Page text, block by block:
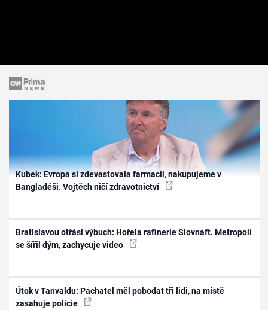
Kubek: Evropa si zdevastovala farmacii, nakupujeme v
Bangladéši. Vojtěch ničí zdravotnictví
Bratislavou otřásl výbuch: Hořela rafinerie Slovnaft. Metropolí
se šířil dým, zachycuje video
Útok v Tanvaldu: Pachatel měl pobodat tři lidi, na místě
zasahuje policie